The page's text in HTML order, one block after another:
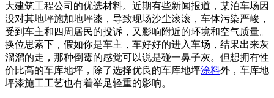
大建筑工程公司的优选材料。近期有些新闻报道，某泊车场因
没对其地坪施加地坪漆，导致现场沙尘滚滚，车体污染严峻，
受到车主和四周居民的投诉，又影响附近的环境和空气质量。
换位思索下，假如你是车主，车好好的进入车场，结果出来灰
溜溜的走，那种倒霉的感觉可以说是碰一鼻子灰。但想拥有性
价比高的车库地坪，除了选择优良的车库地坪涂料外，车库地
坪漆施工工艺也有着举足轻重的影响。